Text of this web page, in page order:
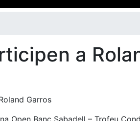
a
Garros
Open Banc Sabadell – Trofeu